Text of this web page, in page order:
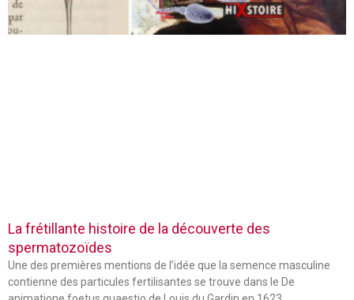
La frétillante histoire de la découverte des
spermatozoïdes
Une des premières mentions de l’idée que la semence masculine
contienne des particules fertilisantes se trouve dans le De